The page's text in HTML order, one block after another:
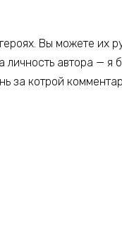
Вы можете их
личность автора — я
за котрой